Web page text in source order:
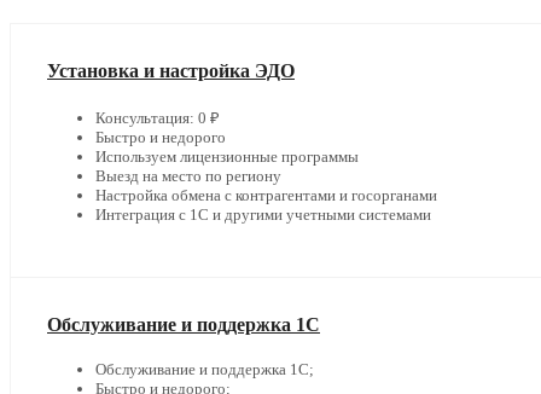
Установка и настройка ЭДО
Консультация: 0 ₽
Быстро и недорого
Используем лицензионные программы
Выезд на место по региону
Настройка обмена с контрагентами и госорганами
Интеграция с 1С и другими учетными системами
Обслуживание и поддержка 1С
Обслуживание и поддержка 1С;
Быстро и недорого;